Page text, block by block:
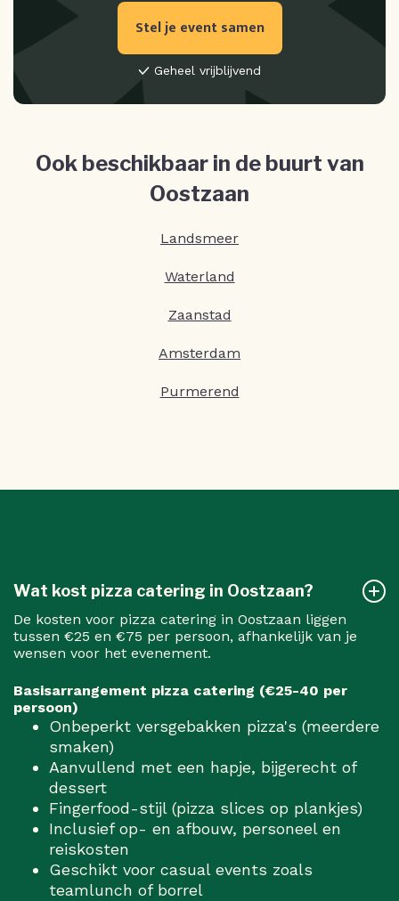
Stel je event samen
Geheel vrijblijvend
Ook beschikbaar in de buurt van
Oostzaan
Landsmeer
Waterland
Zaanstad
Amsterdam
Purmerend
Wat kost pizza catering in Oostzaan?
De kosten voor pizza catering in Oostzaan liggen
tussen €25 en €75 per persoon, afhankelijk van je
wensen voor het evenement.
Basisarrangement pizza catering (€25-40 per
persoon)
Onbeperkt versgebakken pizza's (meerdere
smaken)
Aanvullend met een hapje, bijgerecht of
dessert
Fingerfood-stijl (pizza slices op plankjes)
Inclusief op- en afbouw, personeel en
reiskosten
Geschikt voor casual events zoals
teamlunch of borrel